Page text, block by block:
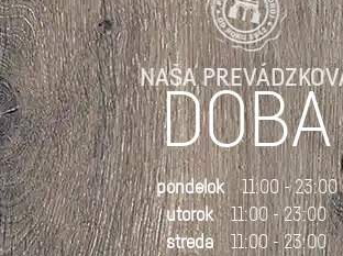
DOBA
NAŠA
pondelok 11:00 - 23:00
utorok 11:00 - 23:00
streda
11:00 - 23:00